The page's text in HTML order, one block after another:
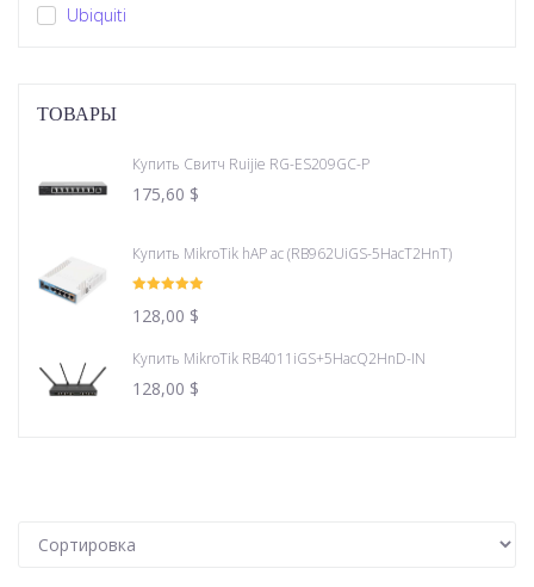
Ubiquiti
ТОВАРЫ
Купить Свитч Ruijie RG-ES209GC-P
175,60 $
Купить MikroTik hAP ac (RB962UiGS-5HacT2HnT)
128,00 $
из 5
Купить MikroTik RB4011iGS+5HacQ2HnD-IN
128,00 $